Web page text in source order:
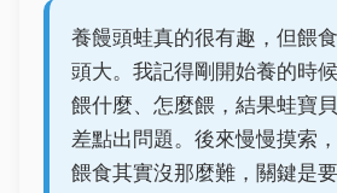
養饅頭蛙真的很有趣，但餵
頭大。我記得剛開始養的時
餵什麼、怎麼餵，結果蛙寶
差點出問題。後來慢慢摸索
餵食其實沒那麼難，關鍵是